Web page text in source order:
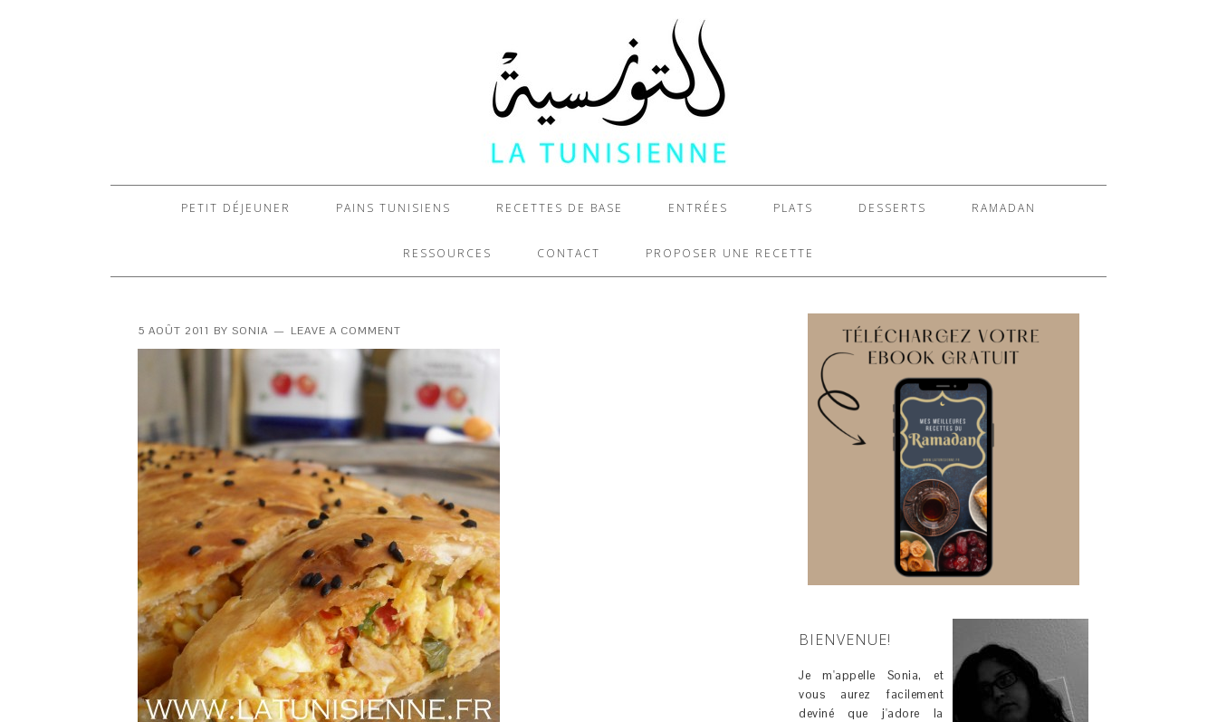
PETIT DÉJEUNER PAINS TUNISIENS RECETTES DE BASE ENTRÉES PLATS DESSERTS RAMADAN
RESSOURCES CONTACT PROPOSER UNE RECETTE
5 AOÛT 2011 BY SONIA LEAVE A COMMENT
BIENVENUE!
Je m'appelle Sonia, et
vous aurez facilement
deviné que j'adore la